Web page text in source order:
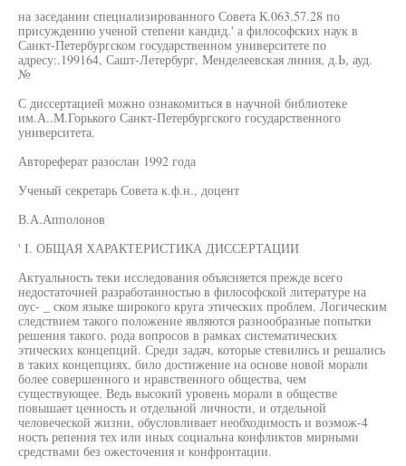
на заседании специализированного Совета К.063.57.28 по
присуждению ученой степени кандид.' а философских наук в
Санкт-Петербургском государственном университете по
адресу:.199164, Сашт-Летербург, Менделеевская линия, д.Ь, ауд.
№
С диссертацией можно ознакомиться в научной библиотеке
им.А..М.Горького Санкт-Петербургского государственного
университета.
Автореферат разослан 1992 года
Ученый секретарь Совета к.ф.н., доцент
В.А.Апполонов
' I. ОБЩАЯ ХАРАКТЕРИСТИКА ДИССЕРТАЦИИ
Актуальность теки исследования объясняется прежде всего
недостаточней разработанностью в философской литературе на
оус- _ ском языке широкого круга этических проблем. Логическим
следствием такого положение являются разнообразные попытки
решения такого. рода вопросов в рамках систематических
этических концепций. Среди задач, которые стевились и решались
в таких концепциях, било достижение на основе новой морали
более совершенного и нравственного общества, чем
существующее. Ведь высокий уровень морали в обществе
повышает ценность и отдельной личности, и отдельной
человеческой жизни, обусловливает необходимость и воэмож-4
ность репения тех или иных социальна конфликтов мирными
средствами без ожесточения и конфронтации.